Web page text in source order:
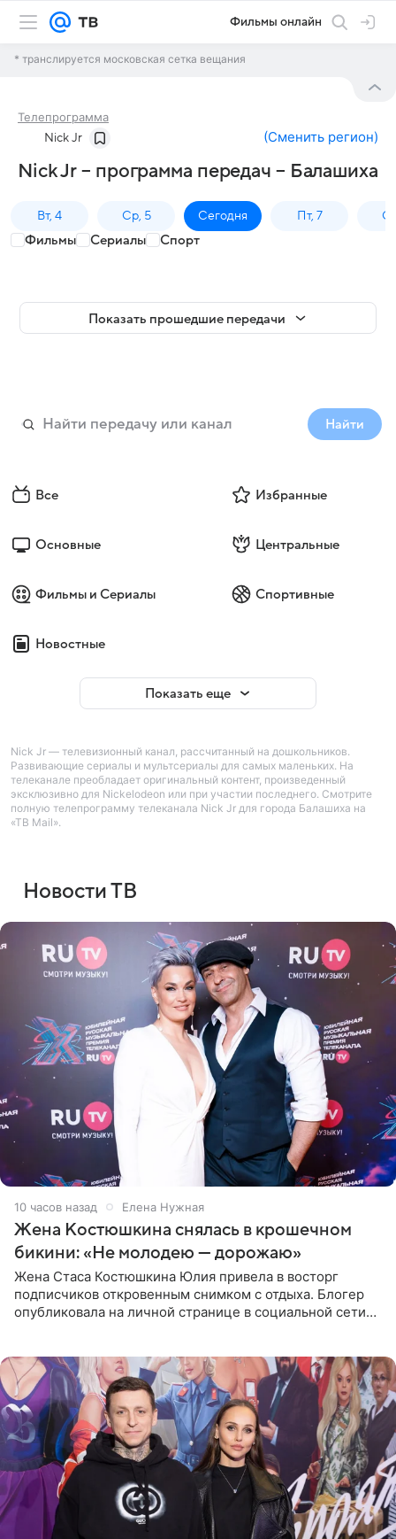
Фильмы онлайн
* транслируется московская сетка вещания
Телепрограмма
Nick Jr (Сменить регион)
Nick Jr – программа передач – Балашиха
Вт, 4 Ср, 5 Сегодня Пт, 7
Фильмы Сериалы Спорт
Показать прошедшие передачи
Найти
Все Избранные
Основные Центральные
Фильмы и Сериалы Спортивные
Новостные
Показать еще
Nick Jr — телевизионный канал, рассчитанный на дошкольников.
Развивающие сериалы и мультсериалы для самых маленьких. На
телеканале преобладает оригинальный контент, произведенный
эксклюзивно для Nickelodeon или при участии последнего. Смотрите
полную телепрограмму телеканала Nick Jr для города Балашиха на
«ТВ Mail».
Новости ТВ
10 часов назад Елена Нужная
Жена Костюшкина снялась в крошечном
бикини: «Не молодею — дорожаю»
Жена Стаса Костюшкина Юлия привела в восторг
подписчиков откровенным снимком с отдыха. Блогер
опубликовала на личной странице в социальной сети